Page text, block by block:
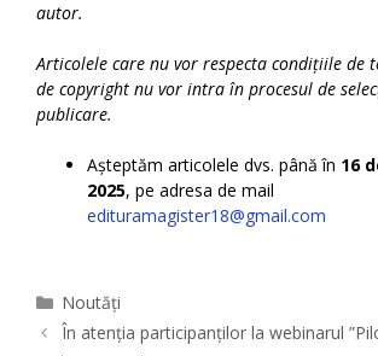
autor.
Articolele care nu vor respecta condițiile de
de copyright nu vor intra în procesul de
publicare.
Așteptăm articolele dvs. până în 16
2025, pe adresa de mail
edituramagister18@gmail.com
Categories
Noutăți
În atenția participanților la webinarul